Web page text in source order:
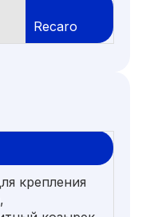
Recaro
крепления